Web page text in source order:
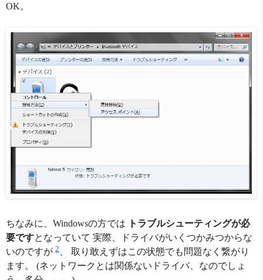
OK。
ちなみに、Windowsの方では
トラブルシューティングが必
要ですとなっていて 実際、ドライバがいくつかみつからな
いのですが 2 、 取り敢えずはこの状態でも問題なく繋がり
ます。 (ネットワークとは関係ないドライバ、なのでしょ